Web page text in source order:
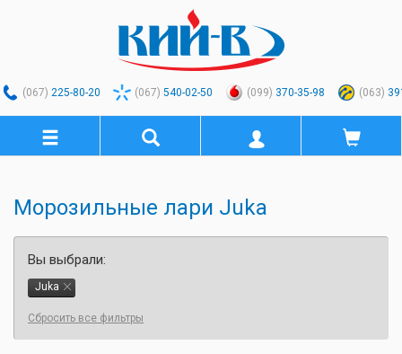
(067) 225-80-20 (067) 540-02-50 (099) 370-35-98 (063)
Морозильные лари Juka
Вы выбрали:
Juka
Сбросить все фильтры